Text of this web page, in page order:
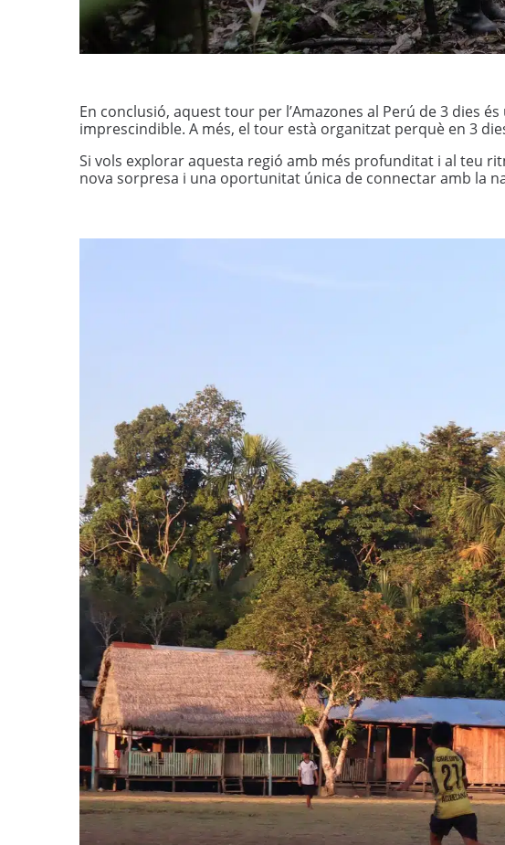
En conclusió, aquest tour per l’Amazones al Perú de 3 dies
imprescindible. A més, el tour està organitzat perquè en 3
Si vols explorar aquesta regió amb més profunditat i al teu
nova sorpresa i una oportunitat única de connectar amb la